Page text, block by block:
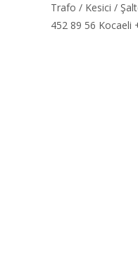
Trafo / Kesici /
452 89 56 Kocaeli